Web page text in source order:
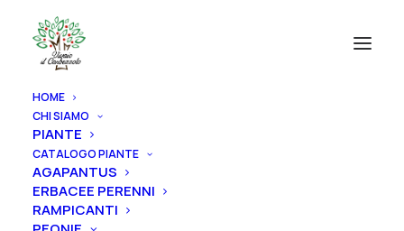
HOME
CHI SIAMO
PIANTE
CATALOGO PIANTE
AGAPANTUS
ERBACEE PERENNI
RAMPICANTI